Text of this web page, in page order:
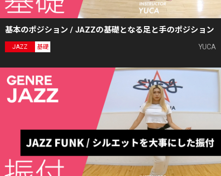
基本のポジション / JAZZの基礎となる足と手のポジション
JAZZ 基礎 YUCA